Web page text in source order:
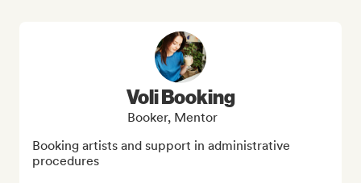
Voli Booking
Booker, Mentor
Booking artists and support in administrative
procedures